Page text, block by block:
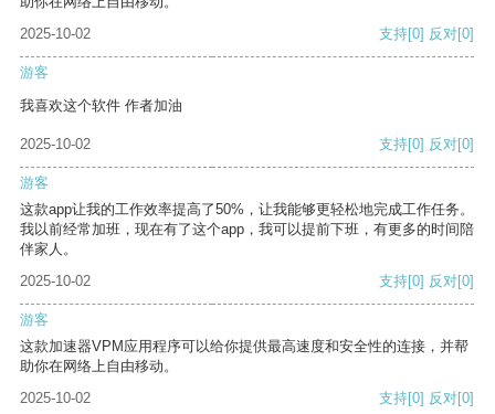
2025-10-02
支持[0] 反对[0]
游客
我喜欢这个软件 作者加油
2025-10-02 支持[0] 反对[0]
游客
这款app让我的工作效率提高了50%，让我能够更轻松地完成工作任务。
我以前经常加班，现在有了这个app，我可以提前下班，有更多的时间陪
伴家人。
2025-10-02
支持[0] 反对[0]
游客
这款加速器VPM应用程序可以给你提供最高速度和安全性的连接，并帮
助你在网络上自由移动。
2025-10-02
支持[0] 反对[0]